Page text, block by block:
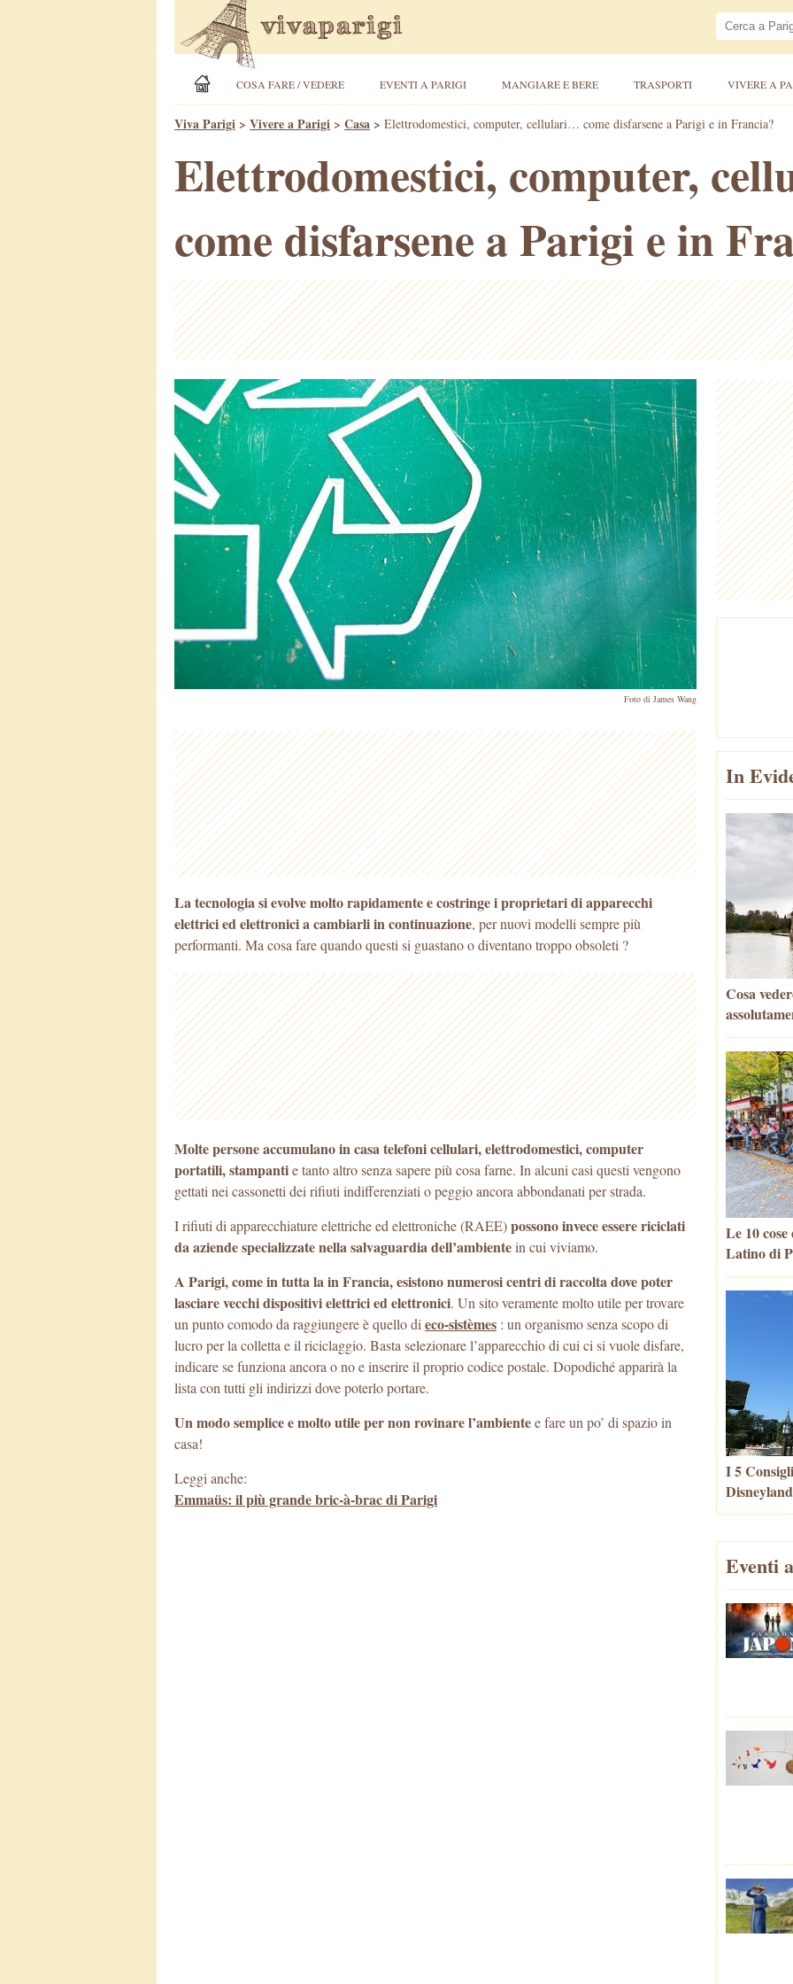
COSA FARE / VEDERE EVENTI A PARIGI MANGIARE E BERE TRASPORTI VIVERE A
Viva Parigi > Vivere a Parigi > Casa > Elettrodomestici, computer, cellulari… come disfarsene a Parigi e in Francia?
Elettrodomestici, computer,
come disfarsene a Parigi e in
Foto di James Wang
La tecnologia si evolve molto rapidamente e costringe i proprietari di apparecchi
elettrici ed elettronici a cambiarli in continuazione, per nuovi modelli sempre più
performanti. Ma cosa fare quando questi si guastano o diventano troppo obsoleti ?
Molte persone accumulano in casa telefoni cellulari, elettrodomestici, computer
portatili, stampantie tanto altro senza sapere più cosa farne. In alcuni casi questi vengono
gettati nei cassonetti dei rifiuti indifferenziati o peggio ancora abbondanati per strada.
I rifiuti di apparecchiature elettriche ed elettroniche (RAEE)possono invece essere riciclati
da aziende specializzate nella salvaguardia dell’ambientein cui viviamo.
A Parigi, come in tutta la in Francia, esistono numerosi centri di raccolta dove poter
lasciare vecchi dispositivi elettrici ed elettronici. Un sito veramente molto utile per trovare
un punto comodo da raggiungere è quello di eco-sistèmes : un organismo senza scopo di
lucro per la colletta e il riciclaggio. Basta selezionare l’apparecchio di cui ci si vuole disfare,
indicare se funziona ancora o no e inserire il proprio codice postale. Dopodiché apparirà la
lista con tutti gli indirizzi dove poterlo portare.
Un modo semplice e molto utile per non rovinare l’ambientee fare un po’ di spazio in
casa!
Leggi anche:
Emmaüs: il più grande bric-à-brac di Parigi
In
Cosa
Le 10
Latino di
I 5
Eventi